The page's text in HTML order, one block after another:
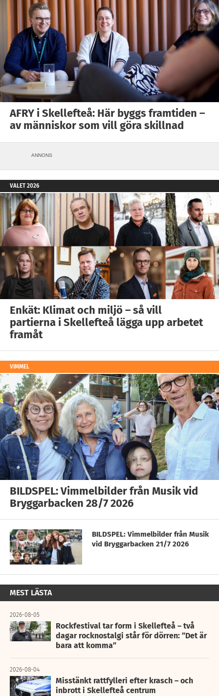
AFRY i Skellefteå: Här byggs framtiden –
av människor som vill göra skillnad
ANNONS
VALET 2026
Enkät: Klimat och miljö – så vill
partierna i Skellefteå lägga upp arbetet
framåt
VIMMEL
BILDSPEL: Vimmelbilder från Musik vid
Bryggarbacken 28/7 2026
BILDSPEL: Vimmelbilder från Musik
vid Bryggarbacken 21/7 2026
MEST LÄSTA
2026-08-05
Rockfestival tar form i Skellefteå – två
dagar rocknostalgi står för dörren: ”Det är
bara att komma”
2026-08-04
Misstänkt rattfylleri efter krasch – och
inbrott i Skellefteå centrum